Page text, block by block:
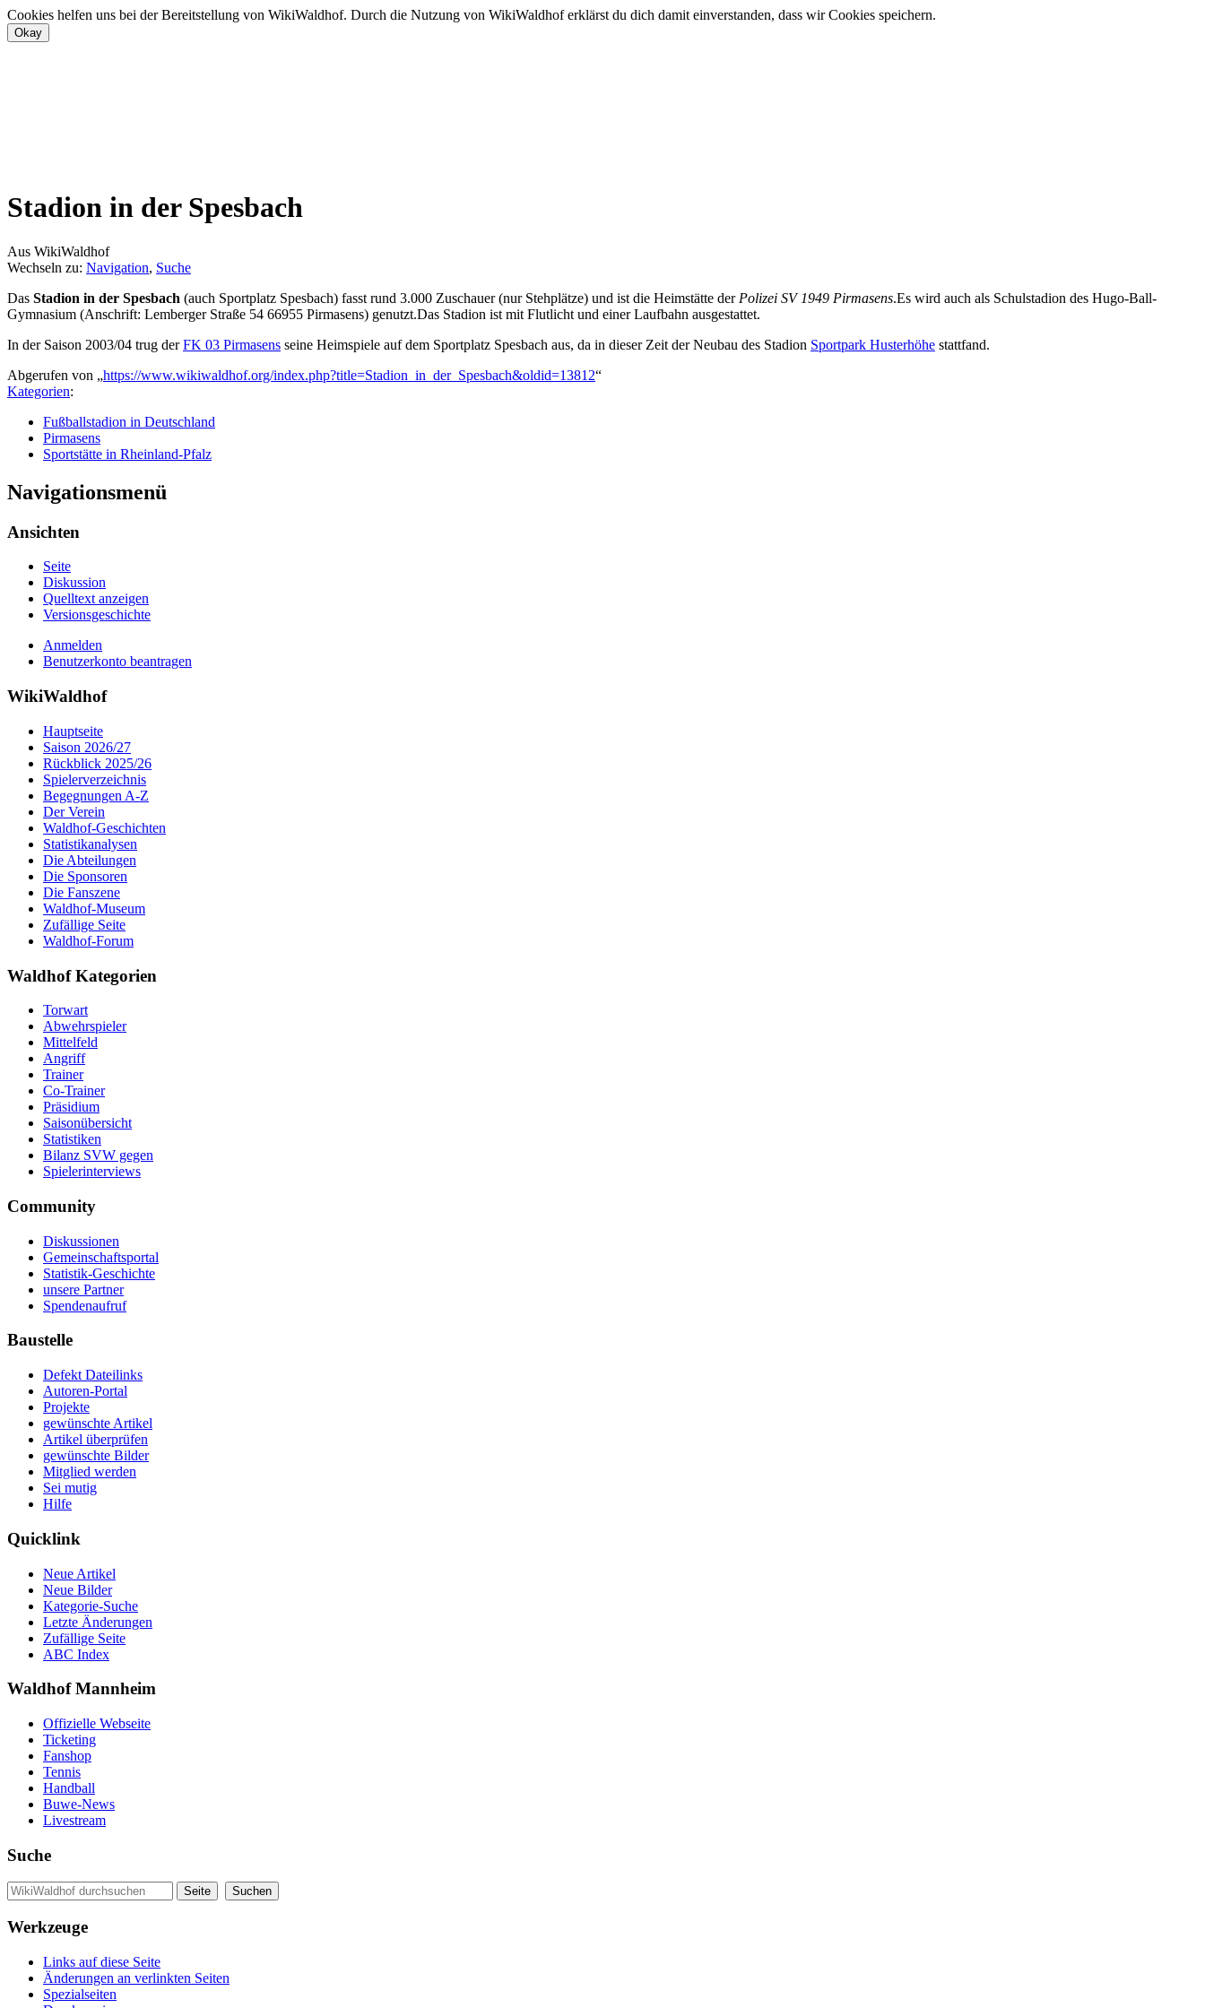
Cookies helfen uns bei der Bereitstellung von WikiWaldhof. Durch die Nutzung von WikiWaldhof erklärst du dich damit einverstanden, dass wir Cookies speichern.
Stadion in der Spesbach
Aus WikiWaldhof
Wechseln zu: Navigation, Suche
Das Stadion in der Spesbach (auch Sportplatz Spesbach) fasst rund 3.000 Zuschauer (nur Stehplätze) und ist die Heimstätte der Polizei SV 1949 Pirmasens.Es wird auch als Schulstadion des Hugo-Ball-
Gymnasium (Anschrift: Lemberger Straße 54 66955 Pirmasens) genutzt.Das Stadion ist mit Flutlicht und einer Laufbahn ausgestattet.
In der Saison 2003/04 trug derFK 03 Pirmasens seine Heimspiele auf dem Sportplatz Spesbach aus, da in dieser Zeit der Neubau des Stadion Sportpark Husterhöhe stattfand.
Abgerufen von „https://www.wikiwaldhof.org/index.php?title=Stadion_in_der_Spesbach&oldid=13812“
Kategorien:
Fußballstadion in Deutschland
Pirmasens
Sportstätte in Rheinland-Pfalz
Navigationsmenü
Ansichten
Seite
Diskussion
Quelltext anzeigen
Versionsgeschichte
Anmelden
Benutzerkonto beantragen
WikiWaldhof
Hauptseite
Saison 2026/27
Rückblick 2025/26
Spielerverzeichnis
Begegnungen A-Z
Der Verein
Waldhof-Geschichten
Statistikanalysen
Die Abteilungen
Die Sponsoren
Die Fanszene
Waldhof-Museum
Zufällige Seite
Waldhof-Forum
Waldhof Kategorien
Torwart
Abwehrspieler
Mittelfeld
Angriff
Trainer
Co-Trainer
Präsidium
Saisonübersicht
Statistiken
Bilanz SVW gegen
Spielerinterviews
Community
Diskussionen
Gemeinschaftsportal
Statistik-Geschichte
unsere Partner
Spendenaufruf
Baustelle
Defekt Dateilinks
Autoren-Portal
Projekte
gewünschte Artikel
Artikel überprüfen
gewünschte Bilder
Mitglied werden
Sei mutig
Hilfe
Quicklink
Neue Artikel
Neue Bilder
Kategorie-Suche
Letzte Änderungen
Zufällige Seite
ABC Index
Waldhof Mannheim
Offizielle Webseite
Ticketing
Fanshop
Tennis
Handball
Buwe-News
Livestream
Suche
Werkzeuge
Links auf diese Seite
Änderungen an verlinkten Seiten
Spezialseiten